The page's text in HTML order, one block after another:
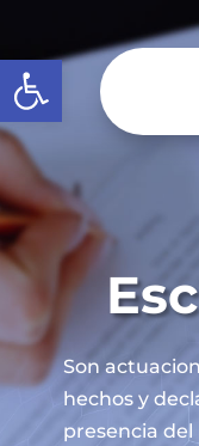
Abrir barra de
Son
hechos y
presencia